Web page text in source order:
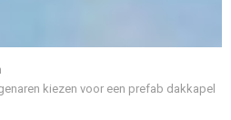
kiezen voor een prefab dakkapel